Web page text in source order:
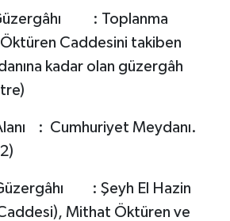
: Toplanma
Caddesini takiben
kadar olan güzergâh
: Cumhuriyet Meydanı.
: Şeyh El Hazin
Caddesi), Mithat Öktüren ve